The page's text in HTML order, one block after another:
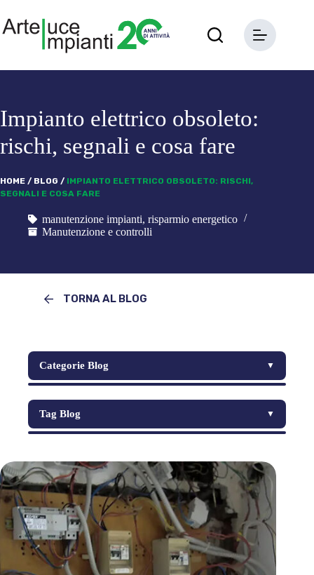
contenuto
Impianto elettrico obsoleto:
rischi, segnali e cosa fare
HOME / BLOG / IMPIANTO ELETTRICO OBSOLETO: RISCHI,
SEGNALI E COSA FARE
manutenzione impianti, risparmio energetico
Manutenzione e controlli
TORNA AL BLOG
Categorie Blog ▼
Azienda e novità
Guide pratiche
Manutenzione e controlli
Normative e adempimenti
Sicurezza e affidabilità impianti
Tag Blog ▼
installazione pannelli solari
manutenzione impianti
risparmio energetico